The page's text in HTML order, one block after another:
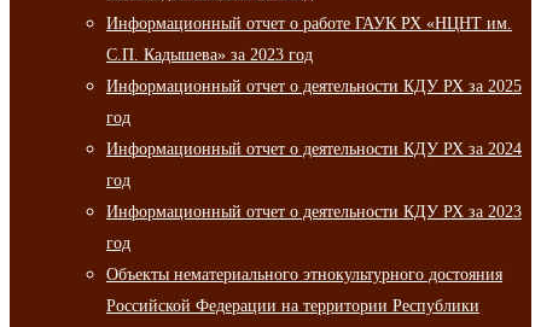
Информационный отчет о работе ГАУК РХ «НЦНТ им.
С.П. Кадышева» за 2023 год
Информационный отчет о деятельности КДУ РХ за 2025
год
Информационный отчет о деятельности КДУ РХ за 2024
год
Информационный отчет о деятельности КДУ РХ за 2023
год
Объекты нематериального этнокультурного достояния
Российской Федерации на территории Республики